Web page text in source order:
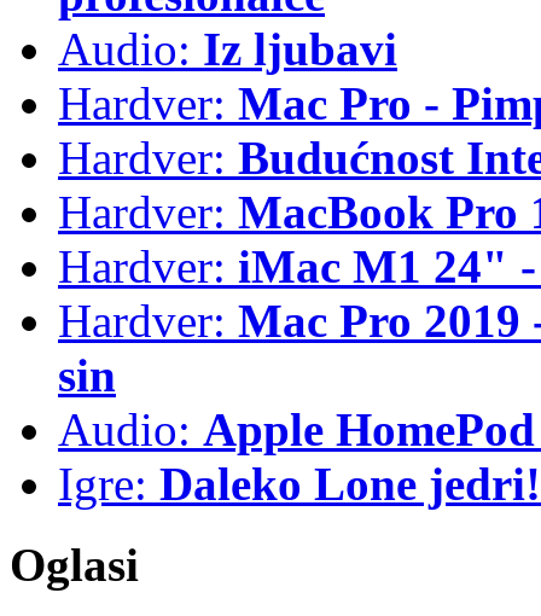
Audio: Iz ljubavi
Hardver: Mac Pro -
Hardver: Budućnost
Hardver: MacBook Pro
Hardver: iMac M1 24"
Hardver: Mac Pro
sin
Audio: Apple
Igre: Daleko Lone jedri!
Oglasi